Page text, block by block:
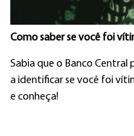
Como saber se você foi
Sabia que o Banco
a identificar se você foi
e conheça!